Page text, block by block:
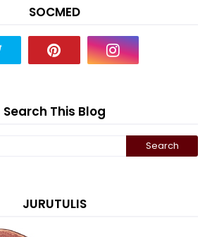
SOCMED
Search This Blog
JURUTULIS